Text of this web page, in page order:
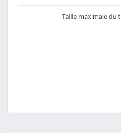
Taille maximale du